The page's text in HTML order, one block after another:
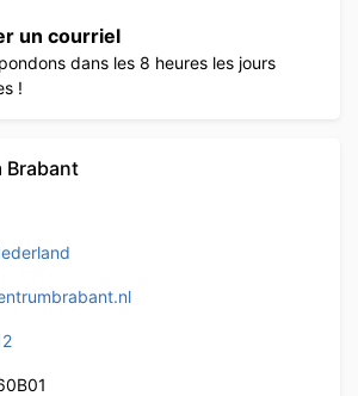
un courriel
dans les 8 heures les jours
!
Brabant